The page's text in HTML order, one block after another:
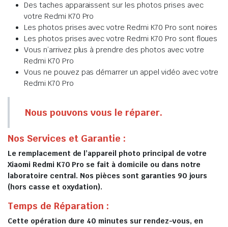
Des taches apparaissent sur les photos prises avec
votre Redmi K70 Pro
Les photos prises avec votre Redmi K70 Pro sont noires
Les photos prises avec votre Redmi K70 Pro sont floues
Vous n’arrivez plus à prendre des photos avec votre
Redmi K70 Pro
Vous ne pouvez pas démarrer un appel vidéo avec votre
Redmi K70 Pro
Nous pouvons vous le réparer.
Nos Services et Garantie :
Le remplacement de l’appareil photo principal de votre
Xiaomi Redmi K70 Pro se fait à domicile ou dans notre
laboratoire central. Nos pièces sont garanties 90 jours
(hors casse et oxydation).
Temps de Réparation :
Cette opération dure 40 minutes sur rendez-vous, en